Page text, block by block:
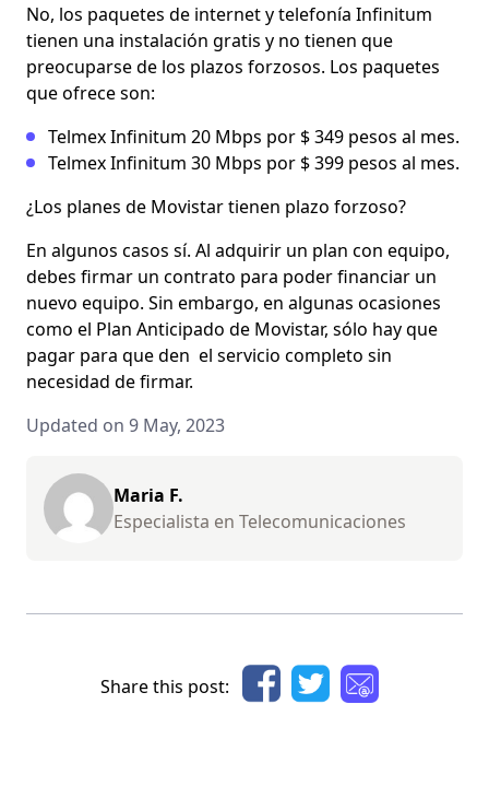
No, los paquetes de internet y telefonía Infinitum
tienen una instalación gratis y no tienen que
preocuparse de los plazos forzosos. Los paquetes
que ofrece son:
Telmex Infinitum 20 Mbps por $ 349 pesos al mes.
Telmex Infinitum 30 Mbps por $ 399 pesos al mes.
¿Los planes de Movistar tienen plazo forzoso?
En algunos casos sí. Al adquirir un plan con equipo,
debes firmar un contrato para poder financiar un
nuevo equipo. Sin embargo, en algunas ocasiones
como el Plan Anticipado de Movistar, sólo hay que
pagar para que den el servicio completo sin
necesidad de firmar.
Updated on 9 May, 2023
Maria F.
Especialista en Telecomunicaciones
Share this post: